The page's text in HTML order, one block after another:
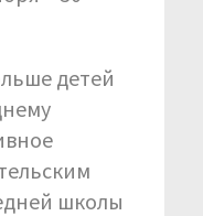
детей
школы